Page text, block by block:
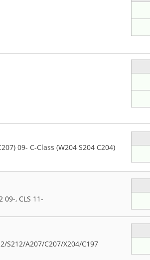
09- C-Class (W204 S204 C204)
09-, CLS 11-
A207/C207/X204/C197